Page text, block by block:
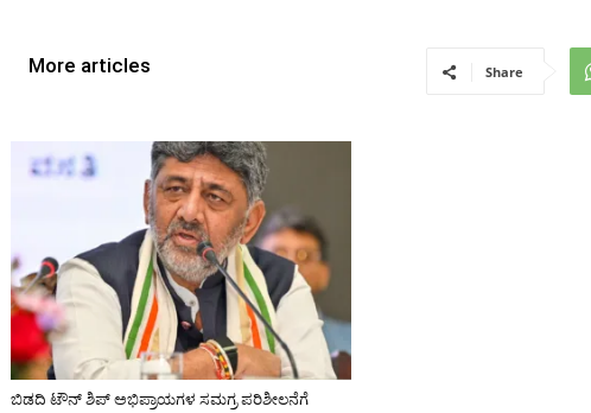
More articles
ಬಿಡದಿ ಟೌನ್ ಶಿಪ್ ಅಭಿಪ್ರಾಯಗಳ ಸಮಗ್ರ ಪರಿಶೀಲನೆಗೆ
Share